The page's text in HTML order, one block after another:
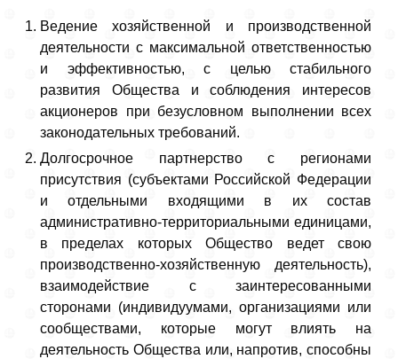
Ведение хозяйственной и производственной
деятельности с максимальной ответственностью
и эффективностью, с целью стабильного
развития Общества и соблюдения интересов
акционеров при безусловном выполнении всех
законодательных требований.
Долгосрочное партнерство с регионами
присутствия (субъектами Российской Федерации
и отдельными входящими в их состав
административно-территориальными единицами,
в пределах которых Общество ведет свою
производственно-хозяйственную деятельность),
взаимодействие с заинтересованными
сторонами (индивидуумами, организациями или
сообществами, которые могут влиять на
деятельность Общества или, напротив, способны